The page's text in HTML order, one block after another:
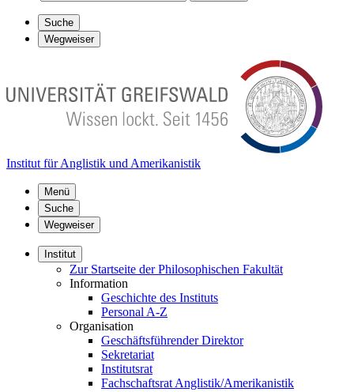
Suche
Wegweiser
Institut für Anglistik und Amerikanistik
Menü
Suche
Wegweiser
Institut
Zur Startseite der Philosophischen Fakultät
Information
Geschichte des Instituts
Personal A-Z
Organisation
Geschäftsführender Direktor
Sekretariat
Institutsrat
Fachschaftsrat Anglistik/Amerikanistik